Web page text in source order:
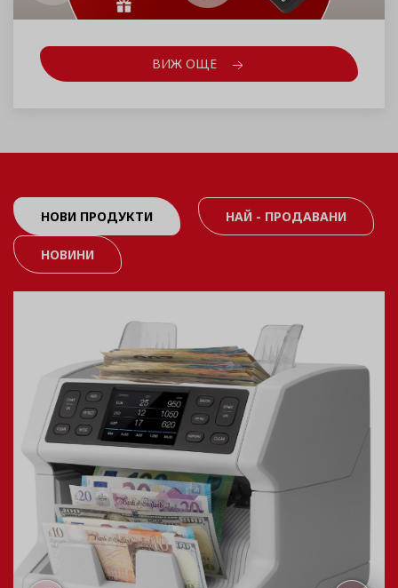
ВИЖ ОЩЕ
НОВИ ПРОДУКТИ НАЙ - ПРОДАВАНИ
НОВИНИ